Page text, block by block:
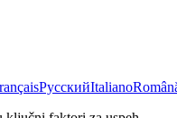
РусскийItaliano